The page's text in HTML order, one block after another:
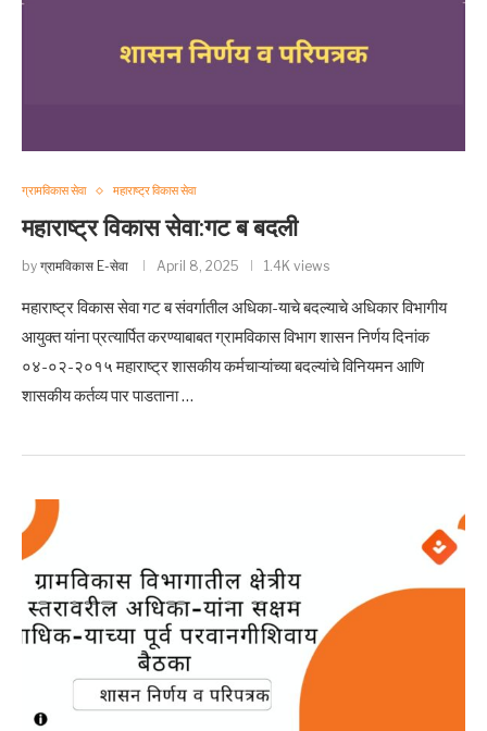
ग्रामविकास सेवा महाराष्ट्र विकास सेवा
महाराष्ट्र विकास सेवा:गट ब बदली
by ग्रामविकास E-सेवा April 8, 2025 1.4K views
महाराष्ट्र विकास सेवा गट ब संवर्गातील अधिका-याचे बदल्याचे अधिकार विभागीय
आयुक्त यांना प्रत्यार्पित करण्याबाबत ग्रामविकास विभाग शासन निर्णय दिनांक
०४-०२-२०१५ महाराष्ट्र शासकीय कर्मचाऱ्यांच्या बदल्यांचे विनियमन आणि
शासकीय कर्तव्य पार पाडताना …